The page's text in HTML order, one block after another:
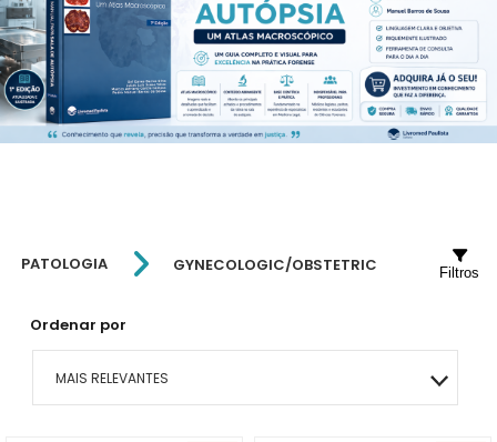
PATOLOGIA GYNECOLOGIC/OBSTETRIC
Ordenar por
MAIS RELEVANTES
Filtros